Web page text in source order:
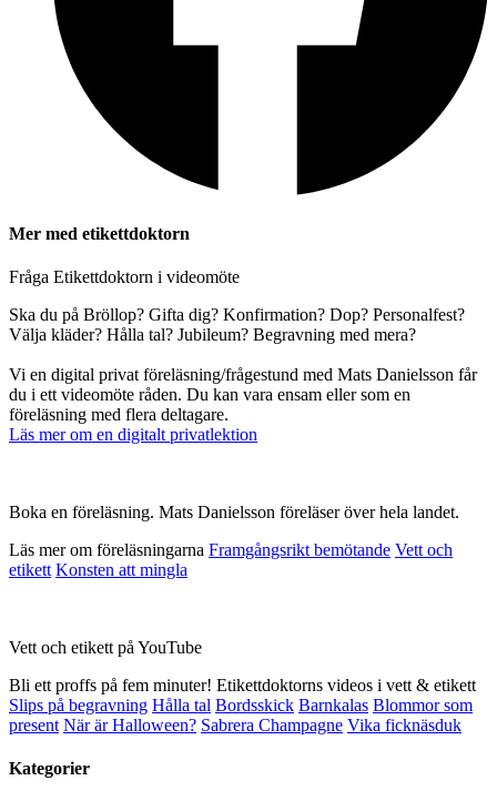
Mer med etikettdoktorn
Fråga Etikettdoktorn i videomöte
Ska du på Bröllop? Gifta dig? Konfirmation? Dop? Personalfest?
Välja kläder? Hålla tal? Jubileum? Begravning med mera?
Vi en digital privat föreläsning/frågestund med Mats Danielsson får
du i ett videomöte råden. Du kan vara ensam eller som en
föreläsning med flera deltagare.
Läs mer om en digitalt privatlektion
Boka en föreläsning. Mats Danielsson föreläser över hela landet.
Läs mer om föreläsningarna Framgångsrikt bemötande Vett och
etikett Konsten att mingla
Vett och etikett på YouTube
Bli ett proffs på fem minuter! Etikettdoktorns videos i vett & etikett
Slips på begravning Hålla tal Bordsskick Barnkalas Blommor som
present När är Halloween? Sabrera Champagne Vika ficknäsduk
Kategorier